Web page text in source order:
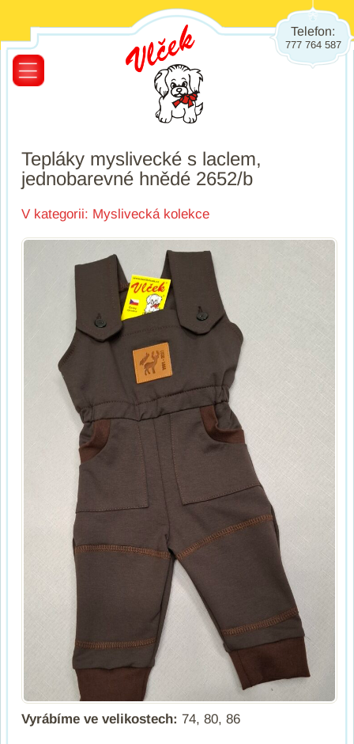
Telefon:
777 764 587
Tepláky myslivecké s laclem,
jednobarevné hnědé 2652/b
V kategorii: Myslivecká kolekce
Vyrábíme ve velikostech: 74, 80, 86